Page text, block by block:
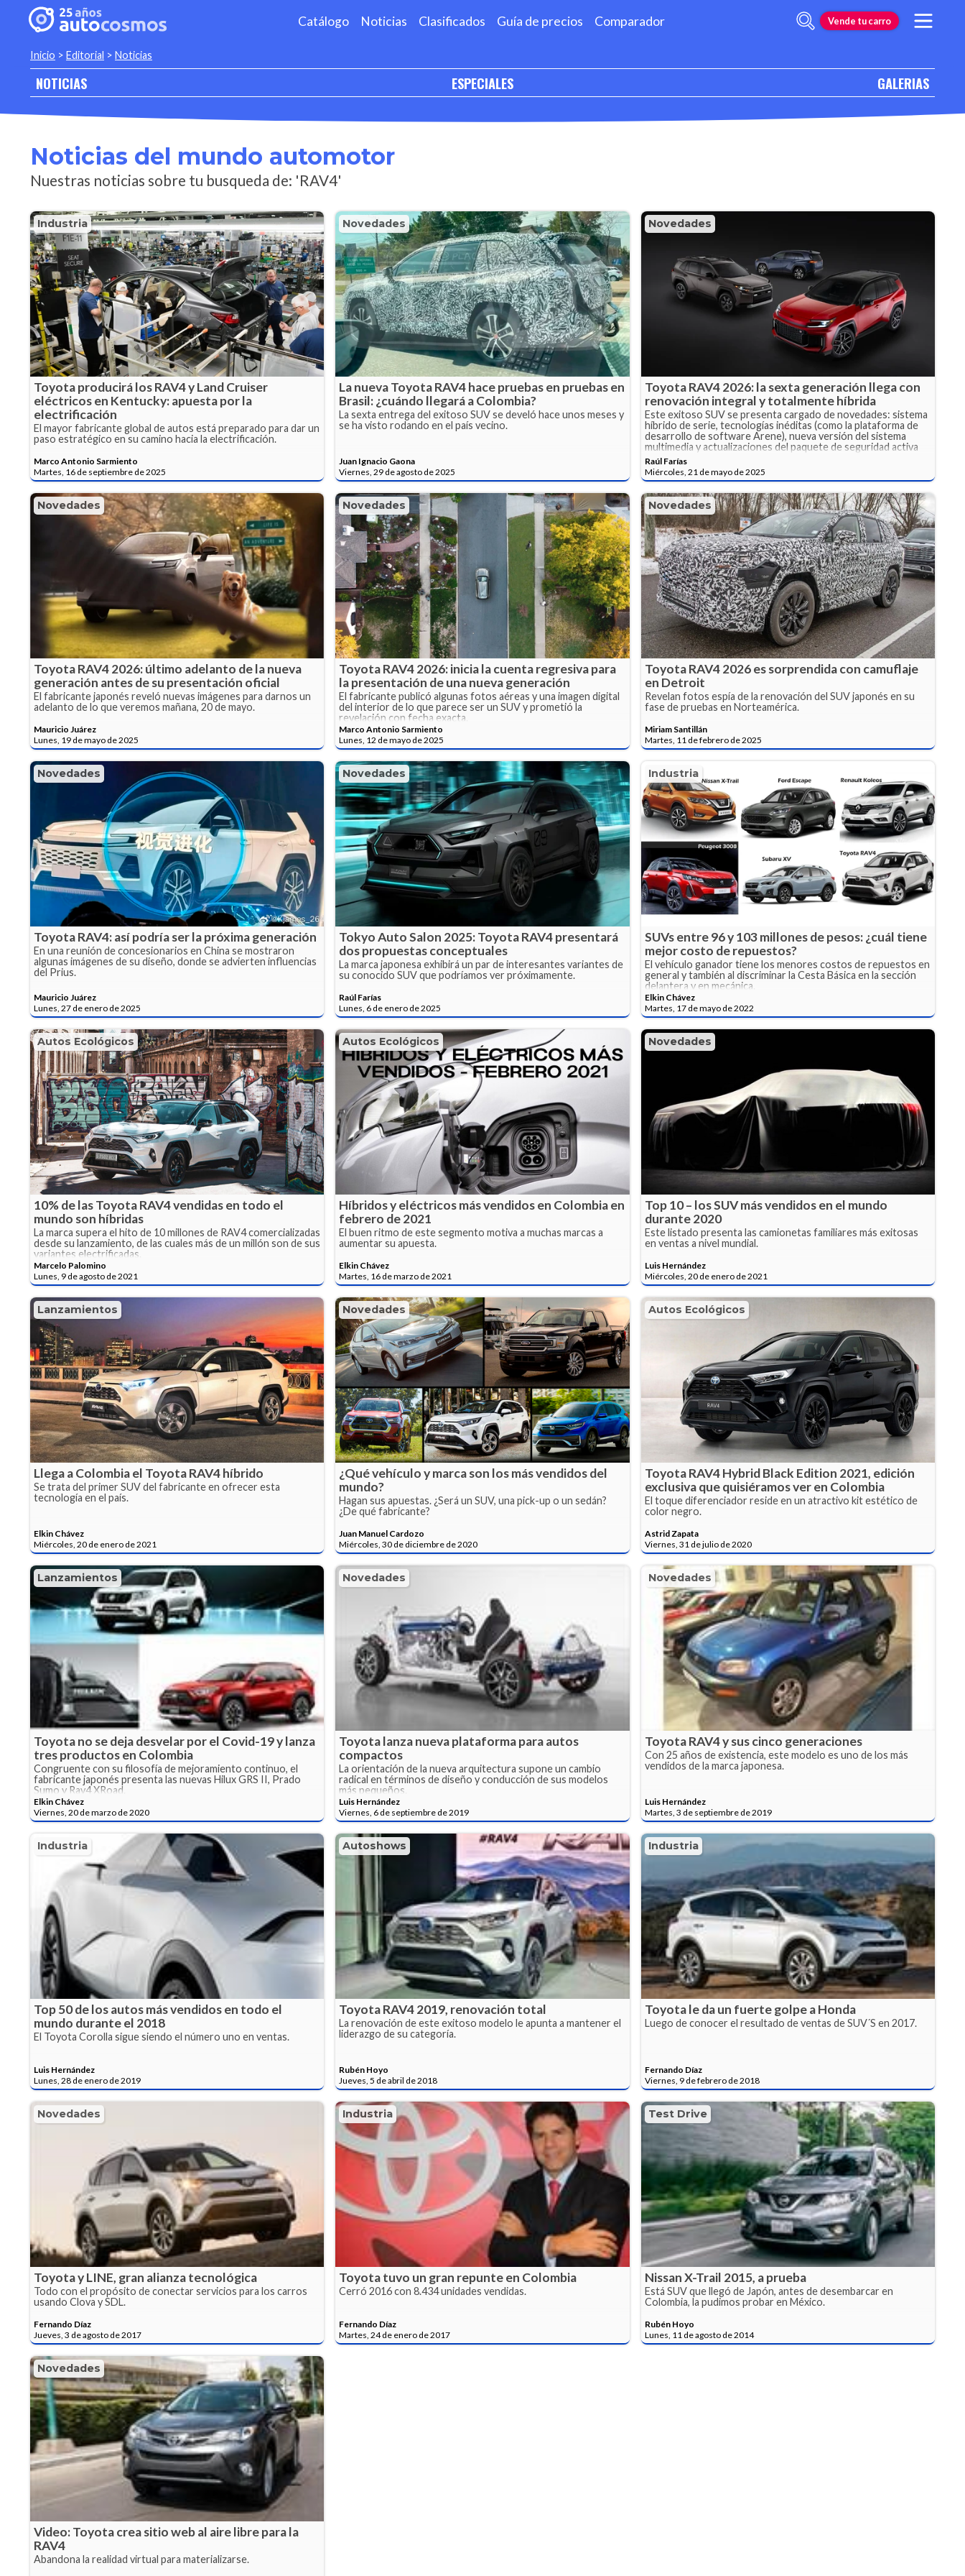
Catálogo Noticias Clasificados Guía de precios Comparador Vende tu carro
Inicio > Editorial > Noticias
NOTICIAS ESPECIALES GALERIAS
Noticias del mundo automotor
Nuestras noticias sobre tu busqueda de: 'RAV4'
Industria
Toyota producirá los RAV4 y Land Cruiser
eléctricos en Kentucky: apuesta por la
electrificación
El mayor fabricante global de autos está preparado para dar un
paso estratégico en su camino hacia la electrificación.
Marco Antonio Sarmiento
Martes, 16 de septiembre de 2025
Novedades
La nueva Toyota RAV4 hace pruebas en pruebas en
Brasil: ¿cuándo llegará a Colombia?
La sexta entrega del exitoso SUV se develó hace unos meses y
se ha visto rodando en el país vecino.
Juan Ignacio Gaona
Viernes, 29 de agosto de 2025
Novedades
Toyota RAV4 2026: la sexta generación llega con
renovación integral y totalmente híbrida
Este exitoso SUV se presenta cargado de novedades: sistema
híbrido de serie, tecnologías inéditas (como la plataforma de
desarrollo de software Arene), nueva versión del sistema
multimedia y actualizaciones del paquete de seguridad activa
Toyota Safety Sense.
Raúl Farías
Miércoles, 21 de mayo de 2025
Novedades
Toyota RAV4 2026: último adelanto de la nueva
generación antes de su presentación oficial
El fabricante japonés reveló nuevas imágenes para darnos un
adelanto de lo que veremos mañana, 20 de mayo.
Mauricio Juárez
Lunes, 19 de mayo de 2025
Novedades
Toyota RAV4 2026: inicia la cuenta regresiva para
la presentación de una nueva generación
El fabricante publicó algunas fotos aéreas y una imagen digital
del interior de lo que parece ser un SUV y prometió la
revelación con fecha exacta.
Marco Antonio Sarmiento
Lunes, 12 de mayo de 2025
Novedades
Toyota RAV4 2026 es sorprendida con camuflaje
en Detroit
Revelan fotos espía de la renovación del SUV japonés en su
fase de pruebas en Norteamérica.
Miriam Santillán
Martes, 11 de febrero de 2025
Novedades
Toyota RAV4: así podría ser la próxima generación
En una reunión de concesionarios en China se mostraron
algunas imágenes de su diseño, donde se advierten influencias
del Prius.
Mauricio Juárez
Lunes, 27 de enero de 2025
Novedades
Tokyo Auto Salon 2025: Toyota RAV4 presentará
dos propuestas conceptuales
La marca japonesa exhibirá un par de interesantes variantes de
su conocido SUV que podríamos ver próximamente.
Raúl Farías
Lunes, 6 de enero de 2025
Industria
SUVs entre 96 y 103 millones de pesos: ¿cuál tiene
mejor costo de repuestos?
El vehículo ganador tiene los menores costos de repuestos en
general y también al discriminar la Cesta Básica en la sección
delantera y en mecánica.
Elkin Chávez
Martes, 17 de mayo de 2022
Autos Ecológicos
10% de las Toyota RAV4 vendidas en todo el
mundo son híbridas
La marca supera el hito de 10 millones de RAV4 comercializadas
desde su lanzamiento, de las cuales más de un millón son de sus
variantes electrificadas.
Marcelo Palomino
Lunes, 9 de agosto de 2021
Autos Ecológicos
Híbridos y eléctricos más vendidos en Colombia en
febrero de 2021
El buen ritmo de este segmento motiva a muchas marcas a
aumentar su apuesta.
Elkin Chávez
Martes, 16 de marzo de 2021
Novedades
Top 10 – los SUV más vendidos en el mundo
durante 2020
Este listado presenta las camionetas familiares más exitosas
en ventas a nivel mundial.
Luis Hernández
Miércoles, 20 de enero de 2021
Lanzamientos
Llega a Colombia el Toyota RAV4 híbrido
Se trata del primer SUV del fabricante en ofrecer esta
tecnología en el país.
Elkin Chávez
Miércoles, 20 de enero de 2021
Novedades
¿Qué vehículo y marca son los más vendidos del
mundo?
Hagan sus apuestas. ¿Será un SUV, una pick-up o un sedán?
¿De qué fabricante?
Juan Manuel Cardozo
Miércoles, 30 de diciembre de 2020
Autos Ecológicos
Toyota RAV4 Hybrid Black Edition 2021, edición
exclusiva que quisiéramos ver en Colombia
El toque diferenciador reside en un atractivo kit estético de
color negro.
Astrid Zapata
Viernes, 31 de julio de 2020
Lanzamientos
Toyota no se deja desvelar por el Covid-19 y lanza
tres productos en Colombia
Congruente con su filosofía de mejoramiento continuo, el
fabricante japonés presenta las nuevas Hilux GRS II, Prado
Sumo y Rav4 XRoad.
Elkin Chávez
Viernes, 20 de marzo de 2020
Novedades
Toyota lanza nueva plataforma para autos
compactos
La orientación de la nueva arquitectura supone un cambio
radical en términos de diseño y conducción de sus modelos
más pequeños.
Luis Hernández
Viernes, 6 de septiembre de 2019
Novedades
Toyota RAV4 y sus cinco generaciones
Con 25 años de existencia, este modelo es uno de los más
vendidos de la marca japonesa.
Luis Hernández
Martes, 3 de septiembre de 2019
Industria
Top 50 de los autos más vendidos en todo el
mundo durante el 2018
El Toyota Corolla sigue siendo el número uno en ventas.
Luis Hernández
Lunes, 28 de enero de 2019
Autoshows
Toyota RAV4 2019, renovación total
La renovación de este exitoso modelo le apunta a mantener el
liderazgo de su categoría.
Rubén Hoyo
Jueves, 5 de abril de 2018
Industria
Toyota le da un fuerte golpe a Honda
Luego de conocer el resultado de ventas de SUV´S en 2017.
Fernando Díaz
Viernes, 9 de febrero de 2018
Novedades
Toyota y LINE, gran alianza tecnológica
Todo con el propósito de conectar servicios para los carros
usando Clova y SDL.
Fernando Díaz
Jueves, 3 de agosto de 2017
Industria
Toyota tuvo un gran repunte en Colombia
Cerró 2016 con 8.434 unidades vendidas.
Fernando Díaz
Martes, 24 de enero de 2017
Test Drive
Nissan X-Trail 2015, a prueba
Está SUV que llegó de Japón, antes de desembarcar en
Colombia, la pudimos probar en México.
Rubén Hoyo
Lunes, 11 de agosto de 2014
Novedades
Video: Toyota crea sitio web al aire libre para la
RAV4
Abandona la realidad virtual para materializarse.